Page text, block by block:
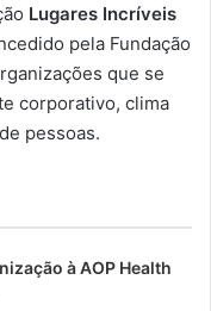
Lugares Incríveis
pela Fundação
que se
corporativo, clima
pessoas.
à AOP Health